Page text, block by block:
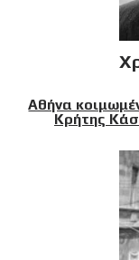
Αθήνα
Κρήτης